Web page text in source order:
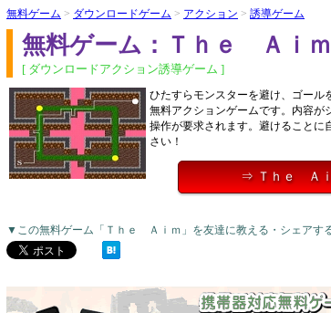
無料ゲーム > ダウンロードゲーム > アクション > 誘導ゲーム
無料ゲーム：Ｔｈｅ Ａｉｍ
[ ダウンロードアクション誘導ゲーム ]
ひたすらモンスターを避け、ゴール
無料アクションゲームです。内容が
操作が要求されます。避けることに
さい！
⇒ Ｔｈｅ Ａｉ
▼この無料ゲーム「Ｔｈｅ Ａｉｍ」を友達に教える・シェアす